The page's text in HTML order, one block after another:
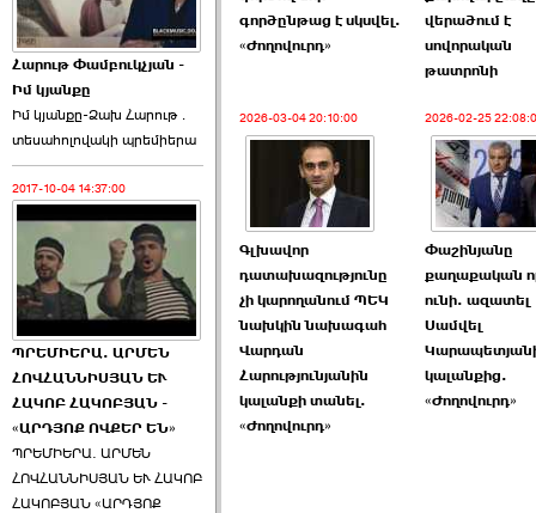
Հարութ Փամբուկչյան -
Իմ կյանքը
Իմ կյանքը-Ձախ Հարnւթ․
տեuաhnլnվակի պրեմիերա
2017-10-04 14:37:00
ՊՐԵՄԻԵՐԱ. ԱՐՄԵՆ
ՀՈՎՀԱՆՆԻՍՅԱՆ ԵՒ
ՀԱԿՈԲ ՀԱԿՈԲՅԱՆ -
«ԱՐԴՅՈՔ ՈՎՔԵՐ ԵՆ»
ՊՐԵՄԻԵՐԱ. ԱՐՄԵՆ
ՀՈՎՀԱՆՆԻՍՅԱՆ ԵՒ ՀԱԿՈԲ
ՀԱԿՈԲՅԱՆ «ԱՐԴՅՈՔ
գործընթաց է սկսվել.
«Ժողովուրդ»
վերածում է
սովորական
թատրոնի
2026-03-04 20:10:00
Գլխավոր
դատախազությունը
չի կարողանում ՊԵԿ
նախկին նախագահ
Վարդան
Հարությունյանին
կալանքի տանել.
«Ժողովուրդ»
2026-02-25
Փաշինյանը
քաղաքական
ունի. ազատել
Սամվել
կալանքից.
«Ժողովուրդ»